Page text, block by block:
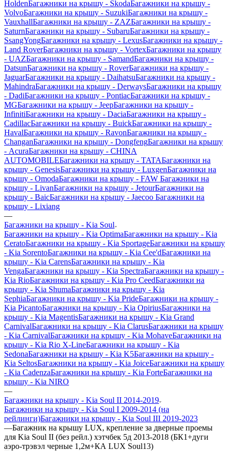
HoldenБагажники на крышу - SkodaБагажники на крышу -
VolvoБагажники на крышу - SuzukiБагажники на крышу -
VauxhallБагажники на крышу - ZAZБагажники на крышу -
SaturnБагажники на крышу - SubaruБагажники на крышу -
SsangYongБагажники на крышу - LexusБагажники на крышу -
Land RoverБагажники на крышу - VortexБагажники на крышу
- UAZБагажники на крышу - SamandБагажники на крышу -
DatsunБагажники на крышу - RoverБагажники на крышу -
JaguarБагажники на крышу - DaihatsuБагажники на крышу -
MahindraБагажники на крышу - DerwaysБагажники на крышу
- DadiБагажники на крышу - PontiacБагажники на крышу -
MGБагажники на крышу - JeepБагажники на крышу -
InfinitiБагажники на крышу - DaciaБагажники на крышу -
CadillacБагажники на крышу - BuickБагажники на крышу -
HavalБагажники на крышу - RavonБагажники на крышу -
ChanganБагажники на крышу - DongfengБагажники на крышу
- AcuraБагажники на крышу - CHINA
AUTOMOBILEБагажники на крышу - TATAБагажники на
крышу - GenesisБагажники на крышу - LuxgenБагажники на
крышу - OmodaБагажники на крышу - FAW Багажники на
крышу - LivanБагажники на крышу - JetourБагажники на
крышу - BaicБагажники на крышу - Jaecoo Багажники на
крышу - Lixiang
—
Багажники на крышу - Kia Soul
Багажники на крышу - Kia OptimaБагажники на крышу - Kia
CeratoБагажники на крышу - Kia SportageБагажники на крышу
- Kia SorentoБагажники на крышу - Kia Cee'dБагажники на
крышу - Kia CarensБагажники на крышу - Kia
VengaБагажники на крышу - Kia SpectraБагажники на крышу -
Kia RioБагажники на крышу - Kia Pro CeedБагажники на
крышу - Kia ShumaБагажники на крышу - Kia
SephiaБагажники на крышу - Kia PrideБагажники на крышу -
Kia PicantoБагажники на крышу - Kia OpiriusБагажники на
крышу - Kia MagentisБагажники на крышу - Kia Grand
CarnivalБагажники на крышу - Kia ClarusБагажники на крышу
- Kia CarnivalБагажники на крышу - Kia MohaveБагажники на
крышу - Kia Rio X-LineБагажники на крышу - Kia
SedonaБагажники на крышу - Kia K5Багажники на крышу -
Kia SeltosБагажники на крышу - Kia JoiceБагажники на крышу
- Kia CadenzaБагажники на крышу - Kia ForteБагажники на
крышу - Kia NIRO
—
Багажники на крышу - Kia Soul II 2014-2019
Багажники на крышу - Kia Soul I 2009-2014 (на
рейлинги)Багажники на крышу - Kia Soul III 2019-2023
—Багажник на крышу LUX, крепление за дверные проемы
для Kia Soul II (без рейл.) хэтчбек 5д 2013-2018 (БК1+дуги
аэро-трэвэл черные 1,2м+КА LUX Soul13)